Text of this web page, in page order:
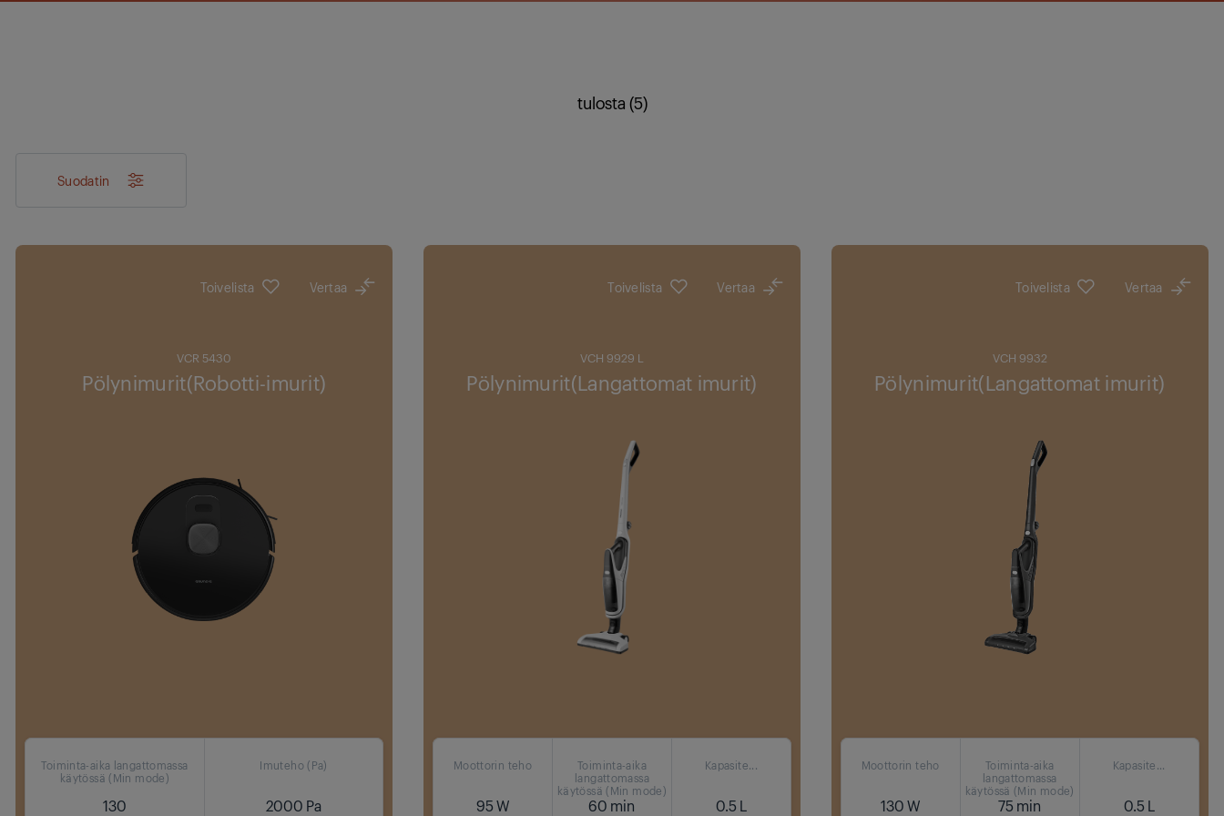
tulosta (5)
Suodatin
Toivelista Vertaa
VCR 5430
Pölynimurit(Robotti-imurit)
Toiminta-aika langattomassa
käytössä (Min mode)
130
Imuteho (Pa)
2000 Pa
Toivelista Vertaa
VCH 9929 L
Pölynimurit(Langattomat imurit)
Moottorin teho
95 W
Toiminta-aika
langattomassa
käytössä (Min mode)
60 min
Kapasite...
0.5 L
Toivelista Vertaa
VCH 9932
Pölynimurit(Langattomat imurit)
Moottorin teho
130 W
Toiminta-aika
langattomassa
käytössä (Min mode)
75 min
Kapasite...
0.5 L